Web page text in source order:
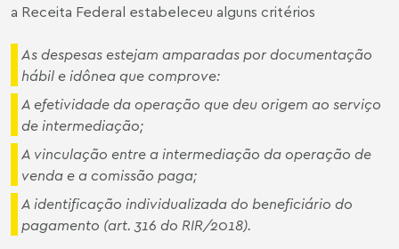
a Receita Federal estabeleceu alguns critérios
As despesas estejam amparadas por documentação
hábil e idônea que comprove:
A efetividade da operação que deu origem ao serviço
de intermediação;
A vinculação entre a intermediação da operação de
venda e a comissão paga;
A identificação individualizada do beneficiário do
pagamento (art. 316 do RIR/2018).